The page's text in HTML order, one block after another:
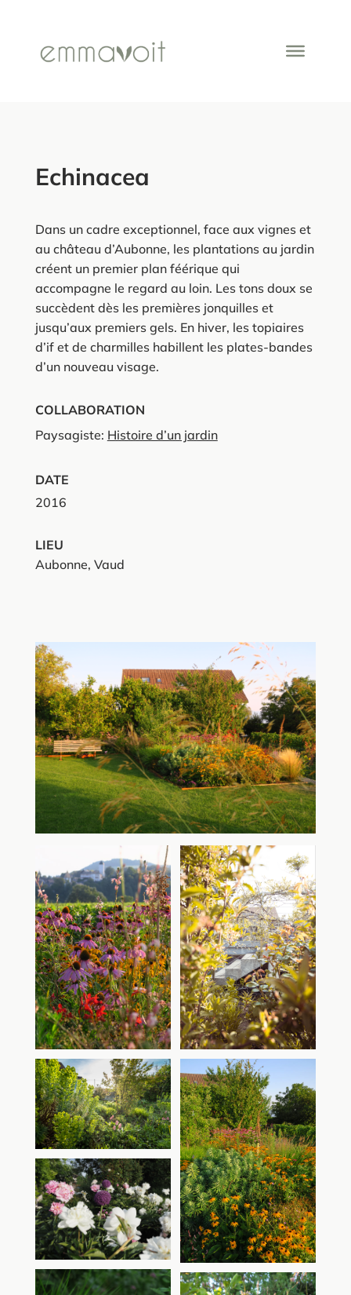
Echinacea
Dans un cadre exceptionnel, face aux vignes et
au château d’Aubonne, les plantations au jardin
créent un premier plan féérique qui
accompagne le regard au loin. Les tons doux se
succèdent dès les premières jonquilles et
jusqu’aux premiers gels. En hiver, les topiaires
d’if et de charmilles habillent les plates-bandes
d’un nouveau visage.
COLLABORATION
Paysagiste: Histoire d’un jardin
DATE
2016
LIEU
Aubonne, Vaud